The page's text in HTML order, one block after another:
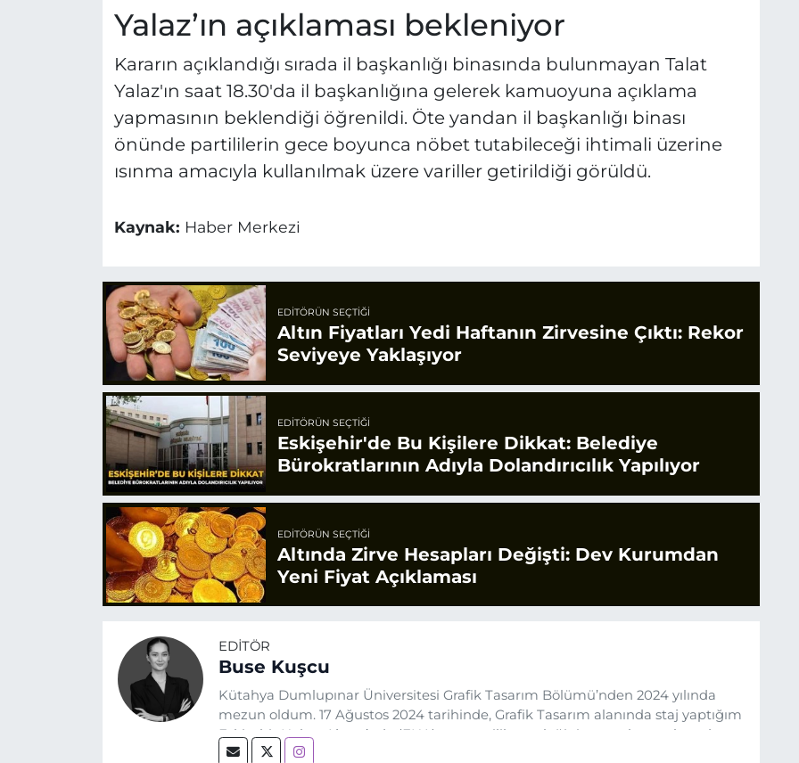
Yalaz’ın açıklaması bekleniyor
Kararın açıklandığı sırada il başkanlığı binasında bulunmayan Talat
Yalaz'ın saat 18.30'da il başkanlığına gelerek kamuoyuna açıklama
yapmasının beklendiği öğrenildi. Öte yandan il başkanlığı binası
önünde partililerin gece boyunca nöbet tutabileceği ihtimali üzerine
ısınma amacıyla kullanılmak üzere variller getirildiği görüldü.
Kaynak: Haber Merkezi
EDITÖRÜN SEÇTIĞI
Altın Fiyatları Yedi Haftanın Zirvesine Çıktı: Rekor
Seviyeye Yaklaşıyor
EDITÖRÜN SEÇTIĞI
Eskişehir'de Bu Kişilere Dikkat: Belediye
Bürokratlarının Adıyla Dolandırıcılık Yapılıyor
EDITÖRÜN SEÇTIĞI
Altında Zirve Hesapları Değişti: Dev Kurumdan
Yeni Fiyat Açıklaması
EDITÖR
Buse Kuşcu
Kütahya Dumlupınar Üniversitesi Grafik Tasarım Bölümü’nden 2024 yılında
mezun oldum. 17 Ağustos 2024 tarihinde, Grafik Tasarım alanında staj yaptığım
Eskişehir Haber Ajansı’nda (EHA) gazetecilik mesleğinin temel unsurlarından
biri olan merak duygusunun etkisiyle basın sektörüne adım attım.